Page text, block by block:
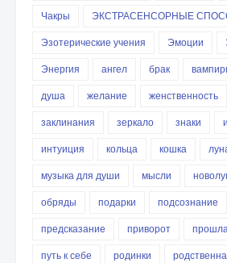
Чакры
ЭКСТРАСЕНСОРНЫЕ
Эзотерические учения
Эмоции
Энергия
ангел брак
душа
желание женственность
заклинания
зеркало знаки
интуиция
кольца кошка
музыка для души
мысли
обряды
подарки подсознание
предсказание
приворот
путь к себе
родинки